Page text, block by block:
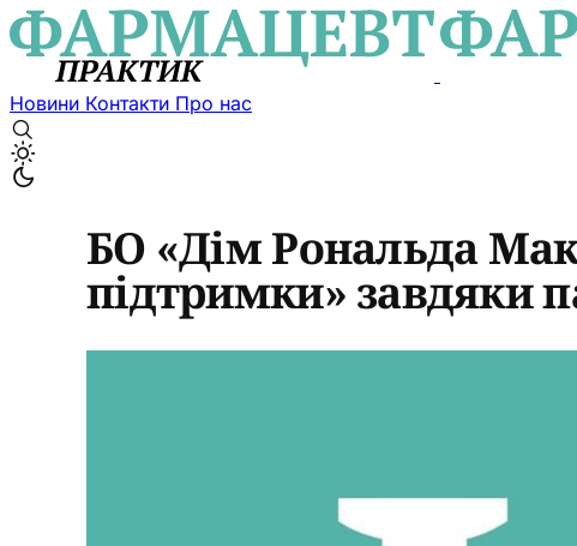
Новини Контакти Про нас
БО «Дім Рональда
підтримки» завдяки